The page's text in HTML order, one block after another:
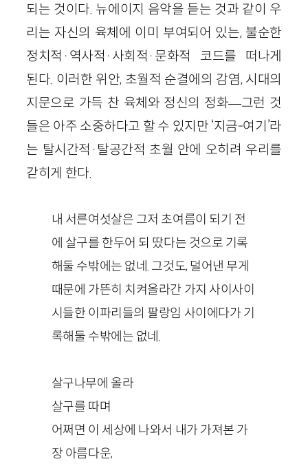
되는 것이다. 뉴에이지 음악을 듣는 것과 같이 우
리는 자신의 육체에 이미 부여되어 있는, 불순한
정치적·역사적·사회적·문화적 코드를 떠나게
된다. 이러한 위안, 초월적 순결에의 감염, 시대의
지문으로 가득 찬 육체와 정신의 정화—그런 것
들은 아주 소중하다고 할 수 있지만 ‘지금-여기’라
는 탈시간적·탈공간적 초월 안에 오히려 우리를
갇히게 한다.
내 서른여섯살은 그저 초여름이 되기 전
에 살구를 한두어 되 땄다는 것으로 기록
해둘 수밖에는 없네. 그것도, 덜어낸 무게
때문에 가뜬히 치켜올라간 가지 사이사이
시들한 이파리들의 팔랑임 사이에다가 기
록해둘 수밖에는 없네.
살구나무에 올라
살구를 따며
어쩌면 이 세상에 나와서 내가 가져본 가
장 아름다운,